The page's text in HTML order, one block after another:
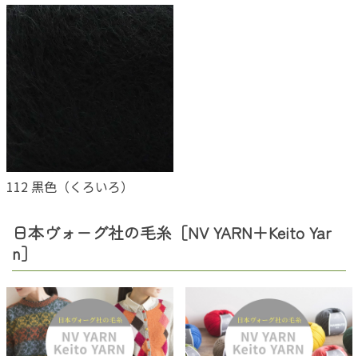
112 黒色（くろいろ）
日本ヴォーグ社の毛糸［NV YARN＋Keito Yar
n］